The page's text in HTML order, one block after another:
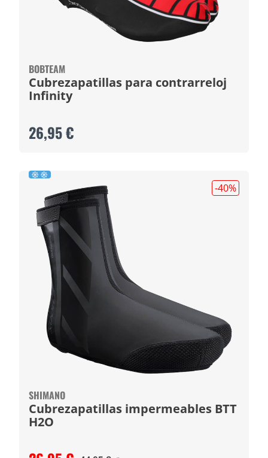
BOBTEAM
Cubrezapatillas para contrarreloj
Infinity
26,95 €
-40%
SHIMANO
Cubrezapatillas impermeables BTT
H2O